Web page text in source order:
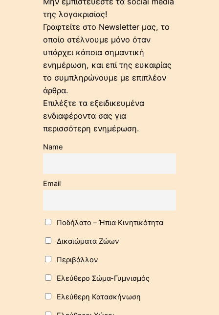
της λογοκρισίας!
Γραφτείτε στο Newsletter μας, το
οποίο στέλνουμε μόνο όταν
υπάρχει κάποια σημαντική
ενημέρωση, και επί της ευκαιρίας
το συμπληρώνουμε με επιπλέον
άρθρα.
Επιλέξτε τα εξειδικευμένα
ενδιαφέροντα σας για
περισσότερη ενημέρωση.
Name
Email
Ποδήλατo – Ήπια Κινητικότητα
Δικαιώματα Ζώων
Περιβάλλον
Ελεύθερο Σώμα-Γυμνισμός
Ελεύθερη Κατασκήνωση